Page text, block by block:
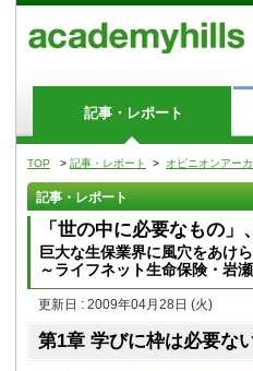
記事・レポート
TOP > 記事・レポート > オピニオンアー
記事・レポート
「世の中に必要なもの
巨大な生保業界に風穴をあけ
～ライフネット生命保険・岩
更新日 : 2009年04月28日 (火)
第1章 学びに枠は必要な